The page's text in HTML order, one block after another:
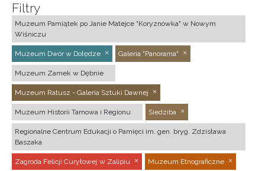
Filtry
Muzeum Pamiątek po Janie Matejce "Koryznówka" w Nowym
Wiśniczu
Muzeum Dwór w Dołędze Galeria "Panorama"
Muzeum Zamek w Dębnie
Muzeum Ratusz - Galeria Sztuki Dawnej
Muzeum Historii Tarnowa i Regionu Siedziba
Regionalne Centrum Edukacji o Pamięci im. gen. bryg. Zdzisława
Baszaka
Zagroda Felicji Curyłowej w Zalipiu Muzeum Etnograficzne